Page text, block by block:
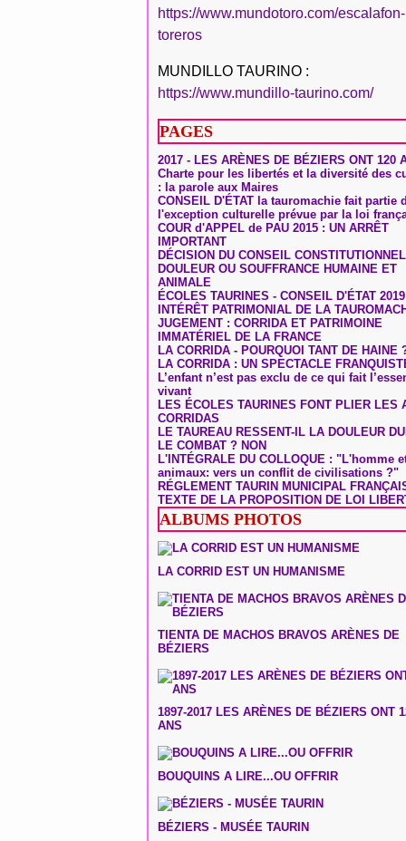
https://www.mundotoro.com/escalafon-
toreros
MUNDILLO TAURINO :
https://www.mundillo-taurino.com/
PAGES
2017 - LES ARÈNES DE BÉZIERS ONT 120
Charte pour les libertés et la diversité des
: la parole aux Maires
CONSEIL D'ÉTAT la tauromachie fait partie
l'exception culturelle prévue par la loi
COUR d'APPEL de PAU 2015 : UN ARRÊT
IMPORTANT
DÉCISION DU CONSEIL CONSTITUTIONNEL
DOULEUR OU SOUFFRANCE HUMAINE ET
ANIMALE
ÉCOLES TAURINES - CONSEIL D'ÉTAT 2019
INTÉRÊT PATRIMONIAL DE LA
JUGEMENT : CORRIDA ET PATRIMOINE
IMMATÉRIEL DE LA FRANCE
LA CORRIDA - POURQUOI TANT DE HAINE
LA CORRIDA : UN SPECTACLE
L’enfant n’est pas exclu de ce qui fait
vivant
LES ÉCOLES TAURINES FONT PLIER LES
CORRIDAS
LE TAUREAU RESSENT-IL LA DOULEUR
LE COMBAT ? NON
L'INTÉGRALE DU COLLOQUE : "L'homme
animaux: vers un conflit de civilisations ?"
RÉGLEMENT TAURIN MUNICIPAL
TEXTE DE LA PROPOSITION DE LOI
ALBUMS PHOTOS
LA CORRID EST UN HUMANISME
TIENTA DE MACHOS BRAVOS ARÈNES DE
BÉZIERS
1897-2017 LES ARÈNES DE BÉZIERS ONT
ANS
BOUQUINS A LIRE...OU OFFRIR
BÉZIERS - MUSÉE TAURIN